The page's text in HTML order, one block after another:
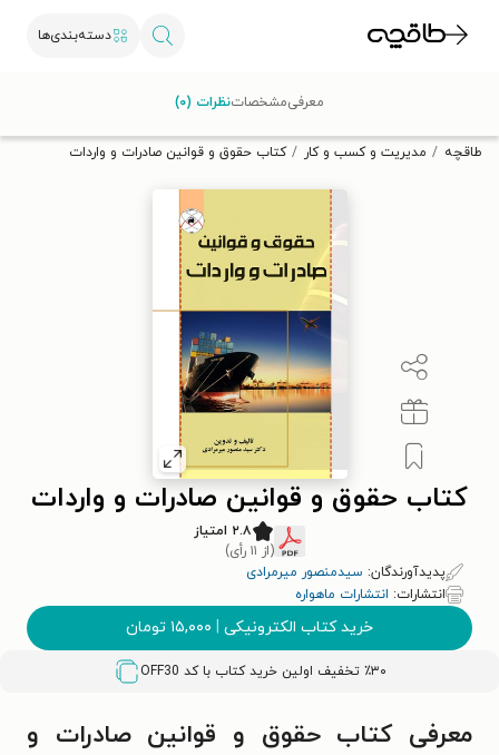
دسته‌بندی‌ها
تخفیف از طاقچه دریافت کن.
طاقچه مدیریت و کسب و کار کتاب حقوق و قوانین صادرات و واردات
کتاب حقوق و قوانین صادرات و واردات
۲.۸ امتیاز
(از ۱۱ رأی)
پدیدآورندگان: سیدمنصور میرمرادی
انتشارات: انتشارات ماهواره
خرید کتاب الکترونیکی | ۱۵,۰۰۰ تومان
٪۳۰ تخفیف اولین خرید کتاب با کد OFF30
معرفیمشخصاتنظرات (۰)
معرفی کتاب حقوق و قوانین صادرات و